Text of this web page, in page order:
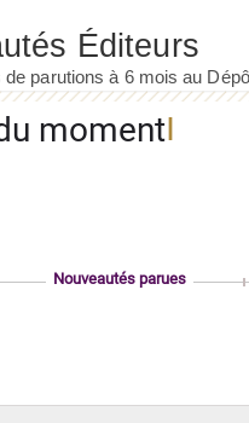
moment
Nouveautés parues